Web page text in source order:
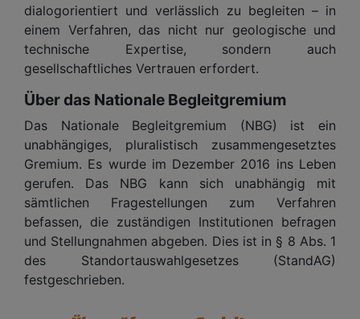
dialogorientiert und verlässlich zu begleiten – in
einem Verfahren, das nicht nur geologische und
technische Expertise, sondern auch
gesellschaftliches Vertrauen erfordert.
Über das Nationale Begleitgremium
Das Nationale Begleitgremium (NBG) ist ein
unabhängiges, pluralistisch zusammengesetztes
Gremium. Es wurde im Dezember 2016 ins Leben
gerufen. Das NBG kann sich unabhängig mit
sämtlichen Fragestellungen zum Verfahren
befassen, die zuständigen Institutionen befragen
und Stellungnahmen abgeben. Dies ist in § 8 Abs. 1
des Standortauswahlgesetzes (StandAG)
festgeschrieben.